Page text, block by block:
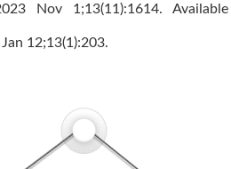
Nov 1;13(11):1614.
12;13(1):203.